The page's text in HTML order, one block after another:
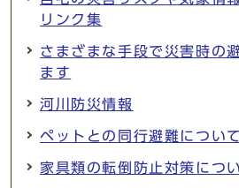
リンク集
さまざまな手段で災害時の
ます
河川防災情報
ペットとの同行避難について
家具類の転倒防止対策につ